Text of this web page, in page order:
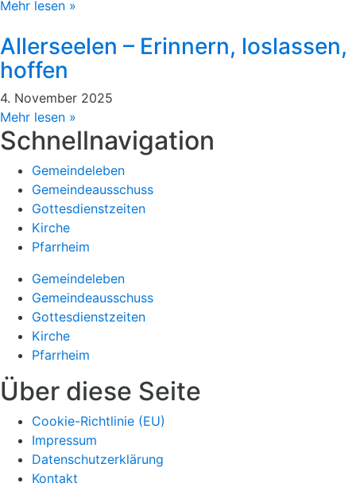
Mehr lesen »
Allerseelen – Erinnern, loslassen,
hoffen
4. November 2025
Mehr lesen »
Schnellnavigation
Gemeindeleben
Gemeindeausschuss
Gottesdienstzeiten
Kirche
Pfarrheim
Gemeindeleben
Gemeindeausschuss
Gottesdienstzeiten
Kirche
Pfarrheim
Über diese Seite
Cookie-Richtlinie (EU)
Impressum
Datenschutzerklärung
Kontakt